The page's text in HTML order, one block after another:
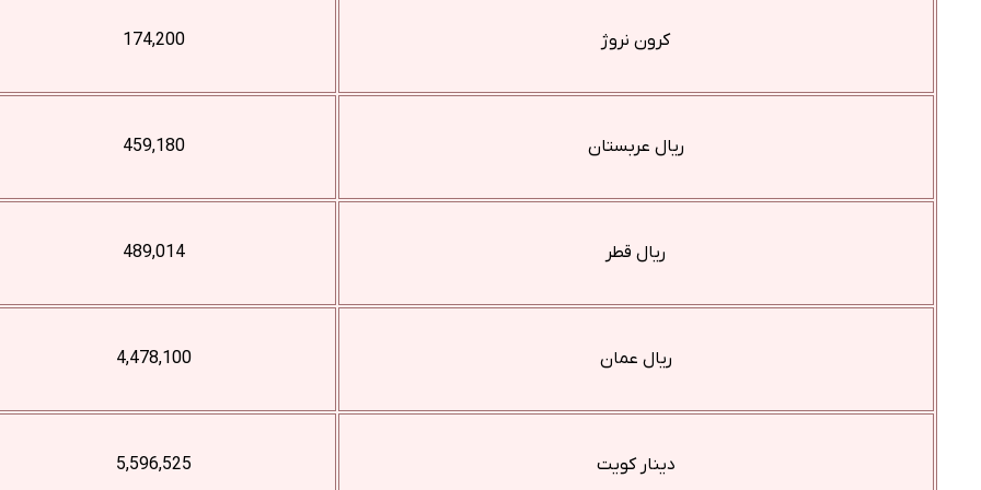
کرون نروژ 174,200
ریال عربستان 459,180
ریال قطر 489,014
ریال عمان 4,478,100
دینار کویت 5,596,525